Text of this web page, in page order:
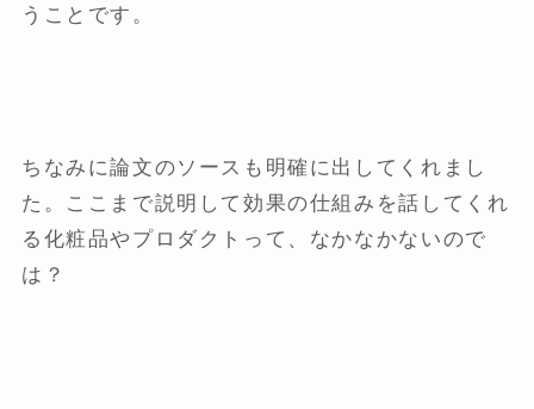
うことです。
ちなみに論文のソースも明確に出してくれまし
た。ここまで説明して効果の仕組みを話してくれ
る化粧品やプロダクトって、なかなかないので
は？